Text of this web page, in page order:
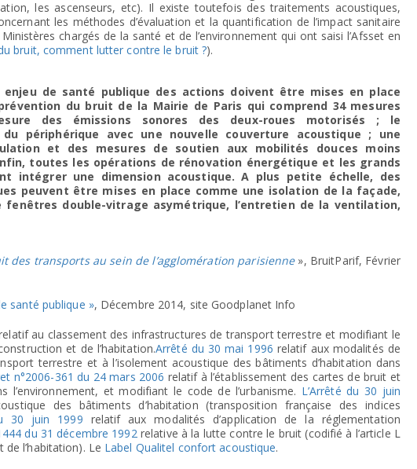
les ascenseurs, etc). Il existe toutefois des traitements acoustiques,
les méthodes d’évaluation et la quantification de l’impact sanitaire
chargés de la santé et de l’environnement qui ont saisi l’Afsset en
bruit, comment lutter contre le bruit ?).
de santé publique des actions doivent être mises en place
du bruit de la Mairie de Paris qui comprend 34 mesures
des émissions sonores des deux-roues motorisés ; le
périphérique avec une nouvelle couverture acoustique ; une
et des mesures de soutien aux mobilités douces moins
toutes les opérations de rénovation énergétique et les grands
intégrer une dimension acoustique. A plus petite échelle, des
peuvent être mises en place comme une isolation de la façade,
fenêtres double-vitrage asymétrique, l’entretien de la ventilation,
des transports au sein de l’agglomération parisienne», BruitParif, Février
santé publique », Décembre 2014, site Goodplanet Info
au classement des infrastructures de transport terrestre et modifiant le
et de l’habitation.Arrêté du 30 mai 1996 relatif aux modalités de
terrestre et à l’isolement acoustique des bâtiments d’habitation dans
n°2006-361 du 24 mars 2006 relatif à l’établissement des cartes de bruit et
l’environnement, et modifiant le code de l’urbanisme. L’Arrêté du 30 juin
des bâtiments d’habitation (transposition française des indices
30 juin 1999 relatif aux modalités d’application de la réglementation
du 31 décembre 1992relative à la lutte contre le bruit (codifié à l’article L
l’habitation). Le Label Qualitel confort acoustique.